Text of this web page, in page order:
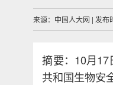
来源：中国人大网 | 发
摘要：10月
共和国生物安